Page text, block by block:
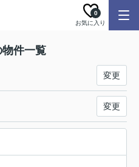
お気に入り
0
件一覧
変更
変更